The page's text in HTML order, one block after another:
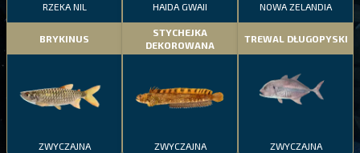
RZEKA NIL
BRYKINUS
ZWYCZAJNA
HAIDA GWAII
STYCHEJKA
DEKOROWANA
ZWYCZAJNA
NOWA ZELANDIA
TREWAL DŁUGOPYSKI
ZWYCZAJNA